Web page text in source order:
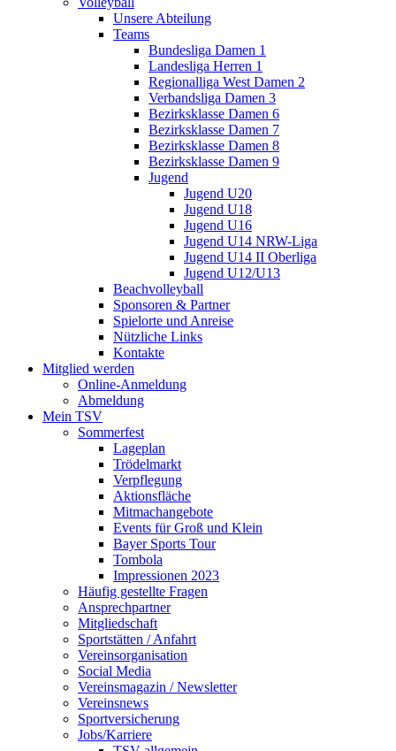
Unsere Abteilung
Teams
Bundesliga Damen 1
Landesliga Herren 1
Regionalliga West Damen 2
Verbandsliga Damen 3
Bezirksklasse Damen 6
Bezirksklasse Damen 7
Bezirksklasse Damen 8
Bezirksklasse Damen 9
Jugend
Jugend U20
Jugend U18
Jugend U16
Jugend U14 NRW-Liga
Jugend U14 II Oberliga
Jugend U12/U13
Beachvolleyball
Sponsoren & Partner
Spielorte und Anreise
Nützliche Links
Kontakte
Mitglied werden
Online-Anmeldung
Abmeldung
Mein TSV
Sommerfest
Lageplan
Trödelmarkt
Verpflegung
Aktionsfläche
Mitmachangebote
Events für Groß und Klein
Bayer Sports Tour
Tombola
Impressionen 2023
Häufig gestellte Fragen
Ansprechpartner
Mitgliedschaft
Sportstätten / Anfahrt
Vereinsorganisation
Social Media
Vereinsmagazin / Newsletter
Vereinsnews
Sportversicherung
Jobs/Karriere